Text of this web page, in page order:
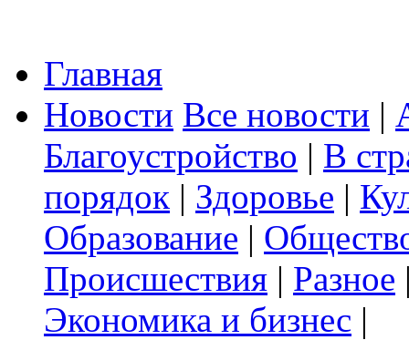
Главная
Новости Все новости |
Благоустройство | В
порядок | Здоровье |
Образование |
Происшествия | Разное
Экономика и бизнес |